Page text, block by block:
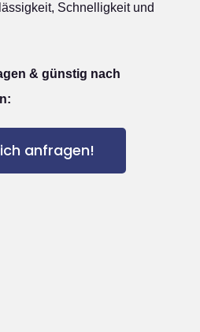
Schnelligkeit und
& günstig nach
anfragen!